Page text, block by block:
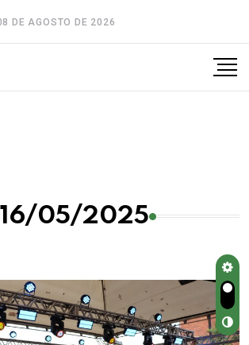
DE AGOSTO DE 2026
05/2025